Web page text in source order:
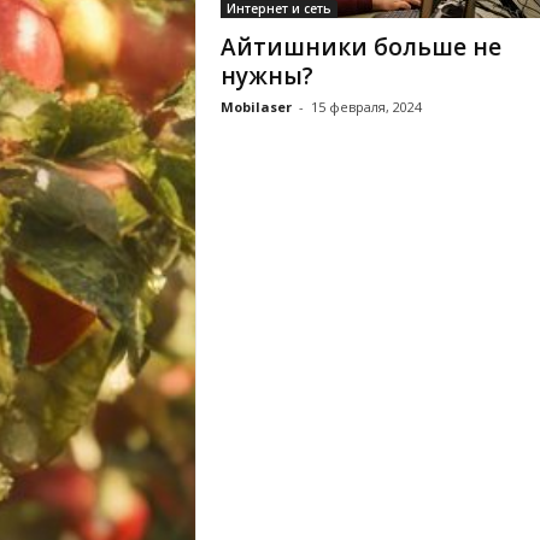
Интернет и сеть
Айтишники больше не
нужны?
Mobilaser - 15 февраля, 2024